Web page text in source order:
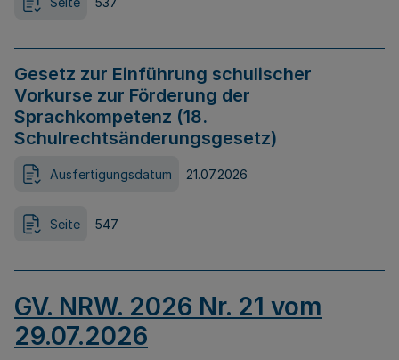
Gesetz zur Einführung schulischer
Vorkurse zur Förderung der
Sprachkompetenz (18.
Schulrechtsänderungsgesetz)
Ausfertigungsdatum 21.07.2026
Seite 547
GV. NRW. 2026 Nr. 21 vom
29.07.2026